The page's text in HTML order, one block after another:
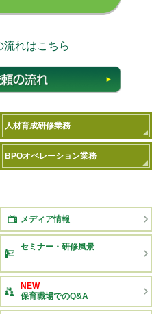
流れはこちら
人材育成研修業務
BPOオペレーション業務
メディア情報
セミナー・研修風景
NEW
保育職場でのQ&A